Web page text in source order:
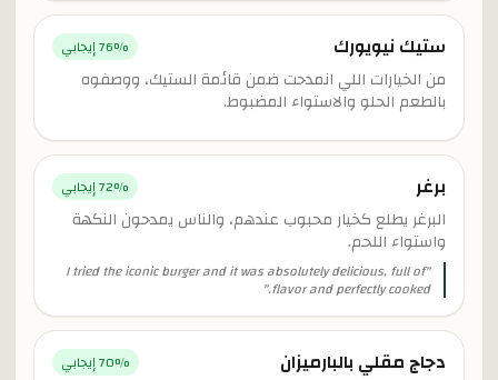
ستيك نيويورك 76% إيجابي
من الخيارات اللي انمدحت ضمن قائمة الستيك، ووصفوه
بالطعم الحلو والاستواء المضبوط.
برغر 72% إيجابي
البرغر يطلع كخيار محبوب عندهم، والناس يمدحون النكهة
واستواء اللحم.
"
I tried the iconic burger and it was absolutely delicious, full of
flavor and perfectly cooked.
"
دجاج مقلي بالبارميزان 70% إيجابي